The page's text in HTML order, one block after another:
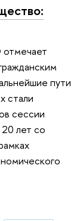
пути
стали
сессии
лет со